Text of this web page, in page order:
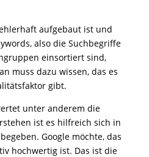
aufgebaut ist und
also die Suchbegriffe
einsortiert sind,
muss dazu wissen, das es
gibt.
unter anderem die
ist es hilfreich sich in
Google möchte, das
hochwertig ist. Das ist die